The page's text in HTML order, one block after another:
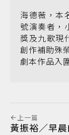
海德薇，本
號演奏者，
獎及九歌現
創作補助殊
劇本作品入
上一篇
黃振裕／早